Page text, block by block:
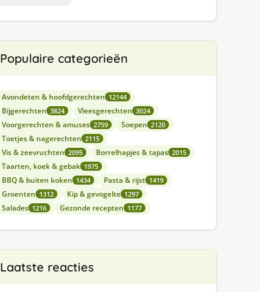
Populaire categorieën
Avondeten & hoofdgerechten 12144
Bijgerechten 3824 Vleesgerechten 3024
Voorgerechten & amuses 2759 Soepen 2120
Toetjes & nagerechten 2115
Vis & zeevruchten 2095 Borrelhapjes & tapas 2015
Taarten, koek & gebak 1975
BBQ & buiten koken 1434 Pasta & rijst 1419
Groenten 1312 Kip & gevogelte 1297
Salades 1216 Gezonde recepten 1177
Laatste reacties